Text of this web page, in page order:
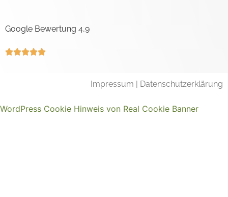
Google Bewertung 4,9

Impressum | Datenschutzerklärung
WordPress Cookie Hinweis von Real Cookie Banner